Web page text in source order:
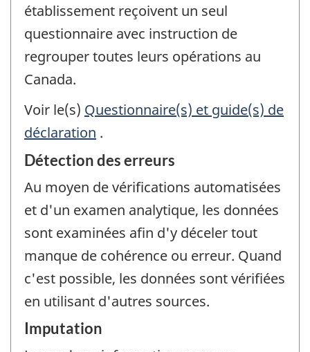
établissement reçoivent un seul
questionnaire avec instruction de
regrouper toutes leurs opérations au
Canada.
Voir le(s) Questionnaire(s) et guide(s) de
déclaration .
Détection des erreurs
Au moyen de vérifications automatisées
et d'un examen analytique, les données
sont examinées afin d'y déceler tout
manque de cohérence ou erreur. Quand
c'est possible, les données sont vérifiées
en utilisant d'autres sources.
Imputation